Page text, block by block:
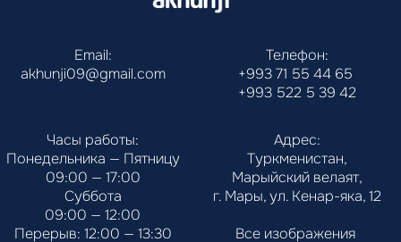
Email:
akhunji09@gmail.com
Телефон:
+993 71 55 44 65
+993 522 5 39 42
Часы работы:
Понедельника — Пятницу
09:00 — 17:00
Суббота
09:00 — 12:00
Перерыв: 12:00 — 13:30
Адрес:
Туркменистан,
Марыйский велаят,
г. Мары, ул. Кенар-яка, 12
Все изображения